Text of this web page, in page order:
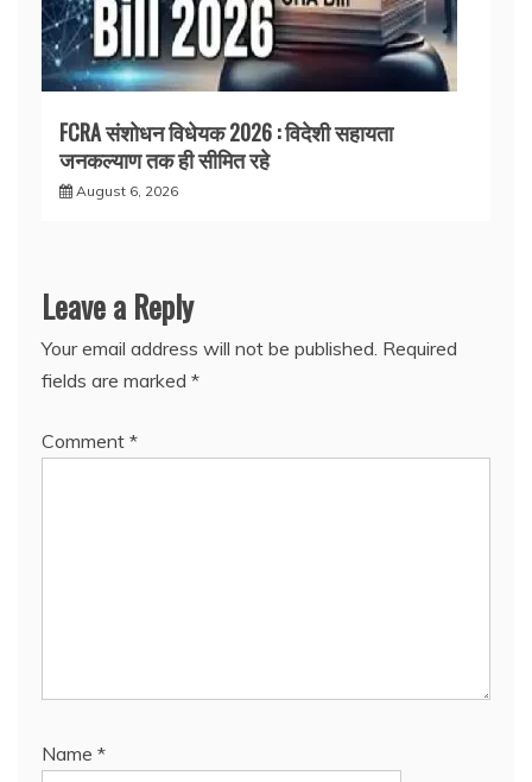
FCRA संशोधन विधेयक 2026 : विदेशी सहायता
जनकल्याण तक ही सीमित रहे
August 6, 2026
Leave a Reply
Your email address will not be published. Required
fields are marked *
Comment *
Name *